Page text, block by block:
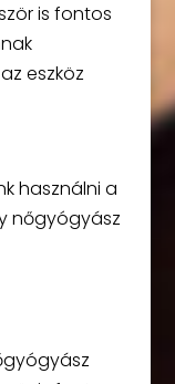
is fontos
eszköz
használni a
nőgyógyász